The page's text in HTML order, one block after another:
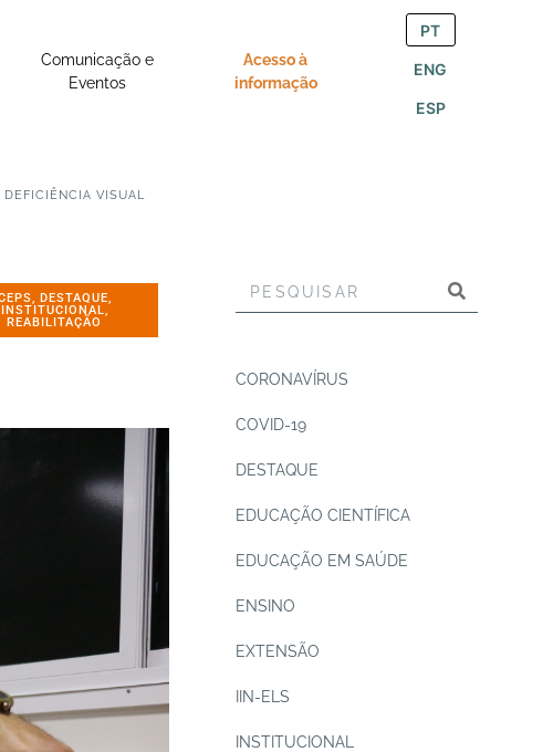
Comunicação e
Eventos
Acesso à
informação
PT
ENG
ESP
DEFICIÊNCIA VISUAL
, DESTAQUE,
INSTITUCIONAL,
REABILITAÇÃO
CORONAVÍRUS
COVID-19
DESTAQUE
EDUCAÇÃO CIENTÍFICA
EDUCAÇÃO EM SAÚDE
ENSINO
EXTENSÃO
IIN-ELS
INSTITUCIONAL